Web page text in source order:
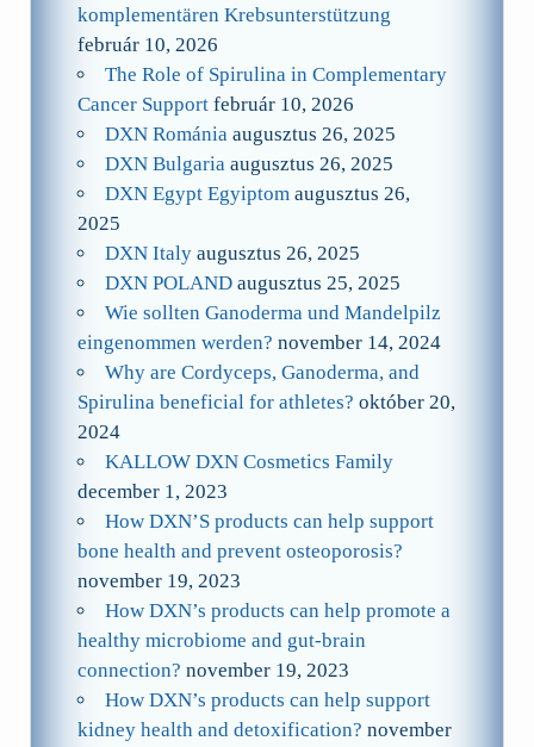
komplementären Krebsunterstützung
február 10, 2026
The Role of Spirulina in Complementary
Cancer Support február 10, 2026
DXN Románia augusztus 26, 2025
DXN Bulgaria augusztus 26, 2025
DXN Egypt Egyiptom augusztus 26,
2025
DXN Italy augusztus 26, 2025
DXN POLAND augusztus 25, 2025
Wie sollten Ganoderma und Mandelpilz
eingenommen werden? november 14, 2024
Why are Cordyceps, Ganoderma, and
Spirulina beneficial for athletes? október 20,
2024
KALLOW DXN Cosmetics Family
december 1, 2023
How DXN’S products can help support
bone health and prevent osteoporosis?
november 19, 2023
How DXN’s products can help promote a
healthy microbiome and gut-brain
connection? november 19, 2023
How DXN’s products can help support
kidney health and detoxification? november